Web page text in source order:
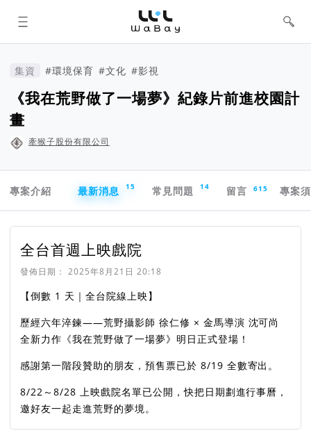
WaBay 挖貝 | 台灣最值得信賴的群眾
集資 / 群眾募資平台
集資 #環境保育 #文化 #影視
《我在荒野做了一場夢》紀錄片前進校園計
畫
牽猴子股份有限公司
專案介紹
最新消息 15 常見問題 14 留言 615 專案
全台首週上映戲院
發佈日期： 2025年8月21日 20:18
【倒數 1 天｜全台院線上映】
歷經六年淬鍊——荒野攝影師 徐仁修 × 金馬導演 沈可尚
全新力作《我在荒野做了一場夢》明日正式登場！
感謝第一階段贊助的朋友，預售票已於 8/19 全數寄出。
8/22～8/28 上映戲院名單已公開，快把日期劃進行事曆，
邀好友一起走進荒野的夢境。